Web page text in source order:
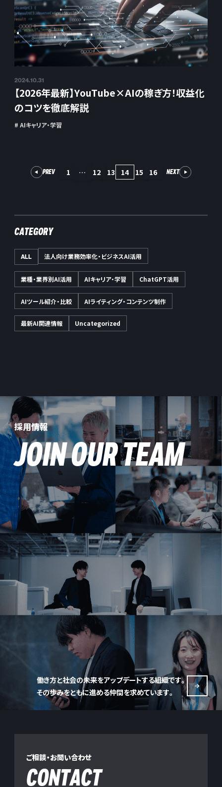
2024.10.31
【2026年最新】YouTube×AIの稼ぎ方！収益化
のコツを徹底解説
# AIキャリア・学習
PREV 1 … 12 13 14 15 16 NEXT
CATEGORY
ALL 法人向け業務効率化・ビジネスAI活用
業種・業界別AI活用 AIキャリア・学習 ChatGPT活用
AIツール紹介・比較 AIライティング・コンテンツ制作
最新AI関連情報 Uncategorized
採用情報
JOIN OUR TEAM
働き方と社会の未来をアップデートする組織です。
その歩みをともに進める仲間を求めています。
ご相談・お問い合わせ
CONTACT